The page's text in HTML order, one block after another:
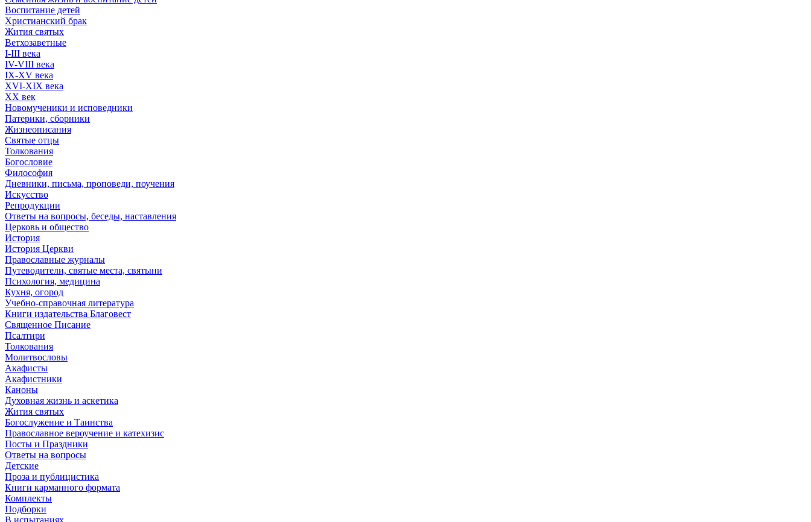
Воспитание детей
Христианский брак
Жития святых
Ветхозаветные
I-III века
IV-VIII века
IX-XV века
XVI-XIX века
XX век
Новомученики и исповедники
Патерики, сборники
Жизнеописания
Святые отцы
Толкования
Богословие
Философия
Дневники, письма, проповеди, поучения
Искусство
Репродукции
Ответы на вопросы, беседы, наставления
Церковь и общество
История
История Церкви
Православные журналы
Путеводители, святые места, святыни
Психология, медицина
Кухня, огород
Учебно-справочная литература
Книги издательства Благовест
Священное Писание
Псалтири
Толкования
Молитвословы
Акафисты
Акафистники
Каноны
Духовная жизнь и аскетика
Жития святых
Богослужение и Таинства
Православное вероучение и катехизис
Посты и Праздники
Ответы на вопросы
Детские
Проза и публицистика
Книги карманного формата
Комплекты
Подборки
В испытаниях